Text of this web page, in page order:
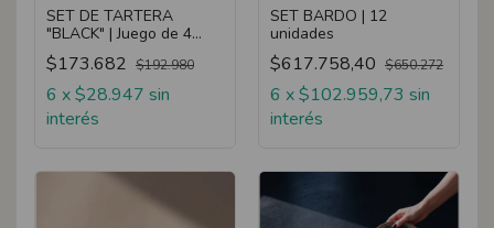
SET DE TARTERA
"BLACK" | Juego de 4
tartera
$173.682 $192.980
6 x$28.947 sin
interés
SET BARDO | 12
unidades
$617.758,40 $650.272
6 x$102.959,73 sin
interés